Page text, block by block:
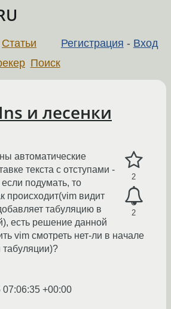
Регистрация - Вход
Статьи
Поиск
и лесенки
2
2
автоматические
текста с отступами -
подумать, то
происходит(vim видит
табуляцию в
есть решение данной
vim смотреть нет-ли в начале
07:06:35 +00:00